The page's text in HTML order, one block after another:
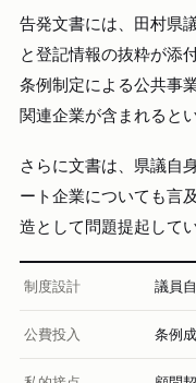
告発文書には、田村県
と登記情報の抜粋が添
条例制定による公共事
関連企業が含まれるとい
さらに文書は、県議自
ート企業についても言
造として問題提起してい
制度設計 議員
公費投入 条例